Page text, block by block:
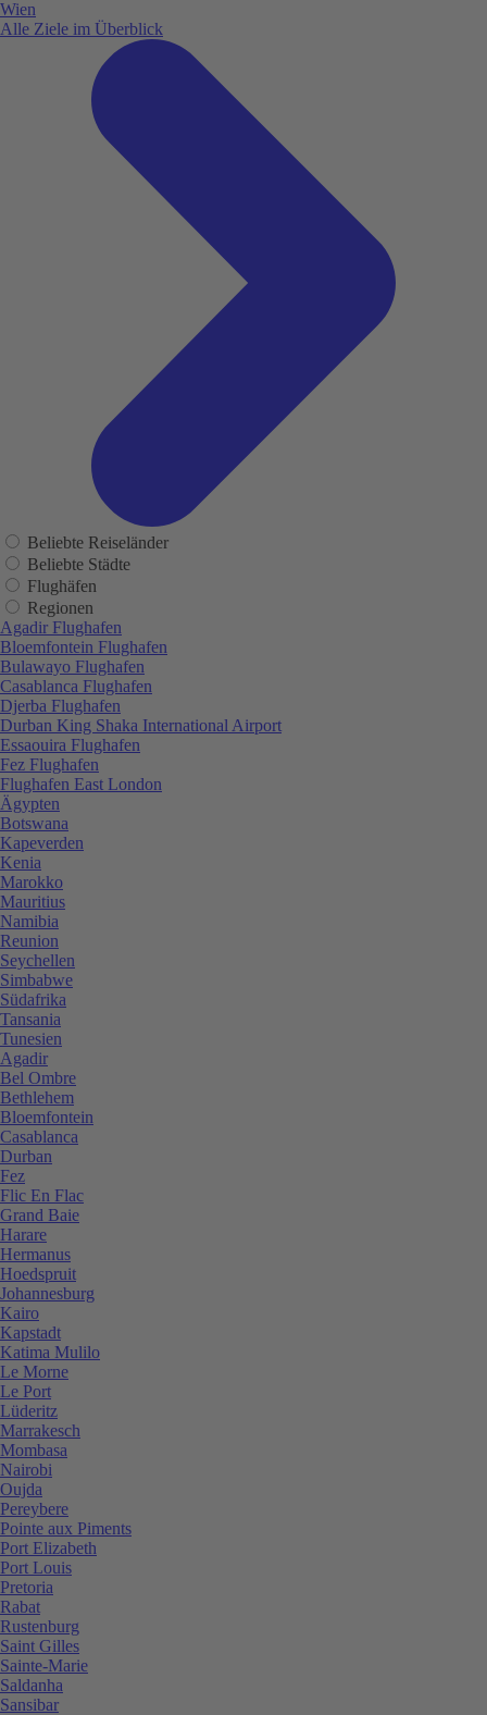
Wien
Alle Ziele im Überblick
Beliebte Reiseländer
Beliebte Städte
Flughäfen
Regionen
Agadir Flughafen
Bloemfontein Flughafen
Bulawayo Flughafen
Casablanca Flughafen
Djerba Flughafen
Durban King Shaka International Airport
Essaouira Flughafen
Fez Flughafen
Flughafen East London
Ägypten
Botswana
Kapeverden
Kenia
Marokko
Mauritius
Namibia
Reunion
Seychellen
Simbabwe
Südafrika
Tansania
Tunesien
Agadir
Bel Ombre
Bethlehem
Bloemfontein
Casablanca
Durban
Fez
Flic En Flac
Grand Baie
Harare
Hermanus
Hoedspruit
Johannesburg
Kairo
Kapstadt
Katima Mulilo
Le Morne
Le Port
Lüderitz
Marrakesch
Mombasa
Nairobi
Oujda
Pereybere
Pointe aux Piments
Port Elizabeth
Port Louis
Pretoria
Rabat
Rustenburg
Saint Gilles
Sainte-Marie
Saldanha
Sansibar